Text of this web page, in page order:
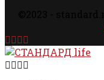
Facebook
Instagram
Email
Facebook
Instagram
Email